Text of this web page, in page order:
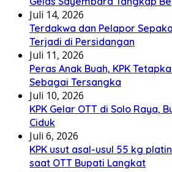
Juli 14, 2026
Terdakwa dan Pelapor
Terjadi di Persidangan
Juli 11, 2026
Peras Anak Buah, KPK
Sebagai Tersangka
Juli 10, 2026
KPK Gelar OTT di Solo Raya,
Ciduk
Juli 6, 2026
KPK usut asal-usul 55 kg
saat OTT Bupati Langkat